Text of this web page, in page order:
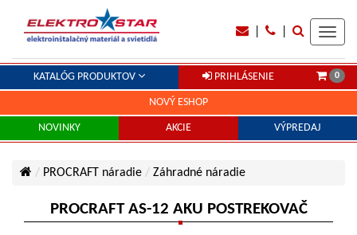
KATALÓG PRODUKTOV PRIHLÁSENIE 0
NOVÝ ESHOP
NOVINKY AKCIE VÝPREDAJ
PROCRAFT náradie Záhradné náradie
PROCRAFT AS-12 AKU POSTREKOVAČ